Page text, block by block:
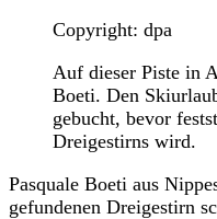
Copyright: dpa
Auf dieser Piste in
Boeti. Den
gebucht, bevor
Dreigestirns wird.
Pasquale Boeti aus
gefundenen Dreigestirn